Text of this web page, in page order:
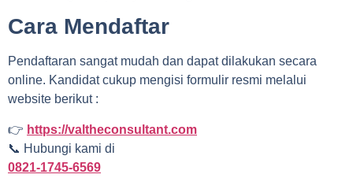
Cara Mendaftar
Pendaftaran sangat mudah dan dapat dilakukan secara
online. Kandidat cukup mengisi formulir resmi melalui
website berikut :
👉 https://valtheconsultant.com
📞 Hubungi kami di
0821-1745-6569